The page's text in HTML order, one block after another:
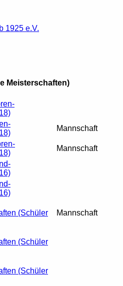
1925 e.V.
Meisterschaften)
Mannschaft
Mannschaft
(Schüler
Mannschaft
(Schüler
(Schüler